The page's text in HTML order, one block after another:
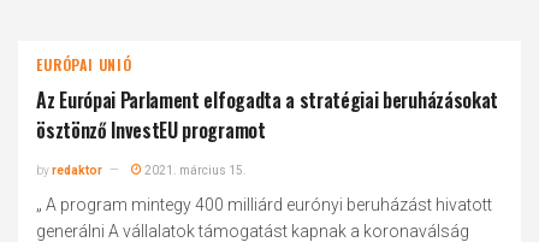
EURÓPAI UNIÓ
Az Európai Parlament elfogadta a stratégiai beruházásokat
ösztönző InvestEU programot
byredaktor 2021. március 15.
„ A program mintegy 400 milliárd eurónyi beruházást hivatott
generálni A vállalatok támogatást kapnak a koronaválság